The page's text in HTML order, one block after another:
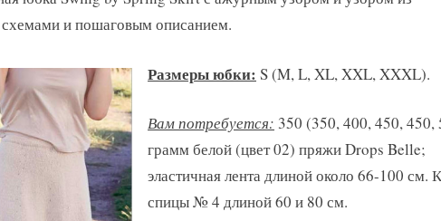
Swing
Spring
схемами и пошаговым описанием.
Размеры юбки: S (M, L, XL, XXL, XXXL).
Вам потребуется: 350 (350, 400, 450, 450,
грамм белой (цвет 02) пряжи Drops Belle;
эластичная лента длиной около 66-100 см.
спицы № 4 длиной 60 и 80 см.